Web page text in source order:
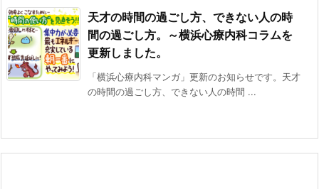
天才の時間の過ごし方、できない人の時
間の過ごし方。～横浜心療内科コラムを
更新しました。
「横浜心療内科マンガ」更新のお知らせです。天才
の時間の過ごし方、できない人の時間 ...